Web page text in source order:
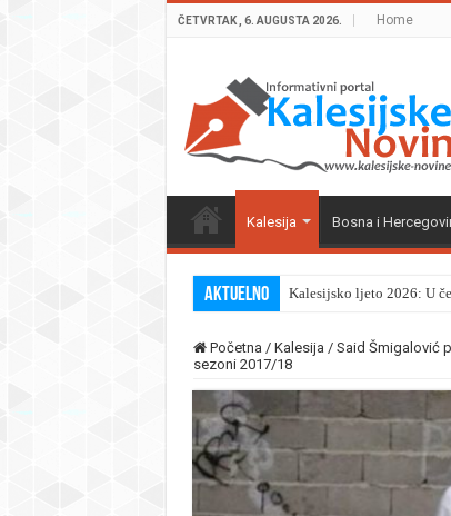
ČETVRTAK , 6. AUGUSTA 2026. Home
Kalesija Bosna i
Aktuelno Kalesijsko ljeto 2026: U
Početna / Kalesija / Said Šmigalović
sezoni 2017/18